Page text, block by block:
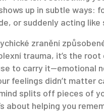
up in subtle ways:
or suddenly acting like
zranění
trauma, it’s the
to carry it—emotional
feelings didn’t matter
splits off pieces of
about helping you